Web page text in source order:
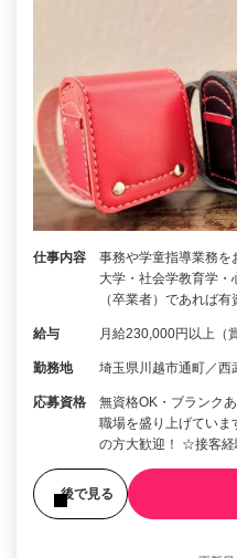
仕事内容
事務や学童指導業務を
大学・社会学教育学
（卒業者）であれば
給与 月給230,000円以上（
勤務地 埼玉県川越市通町／西
応募資格
無資格OK・ブランク
職場を盛り上げてい
の方大歓迎！ ☆接客経
後で見る